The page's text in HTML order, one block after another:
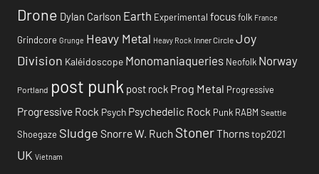
Drone Dylan Carlson Earth Experimental focusfolk France
Grindcore Grunge Heavy Metal Heavy Rock Inner Circle Joy
Division Kaléidoscope Monomaniaqueries Neofolk Norway
Portland post punk post rock Prog Metal Progressive
Progressive Rock Psych Psychedelic Rock Punk RABM Seattle
Shoegaze Sludge Snorre W. Ruch StonerThornstop2021
UK Vietnam